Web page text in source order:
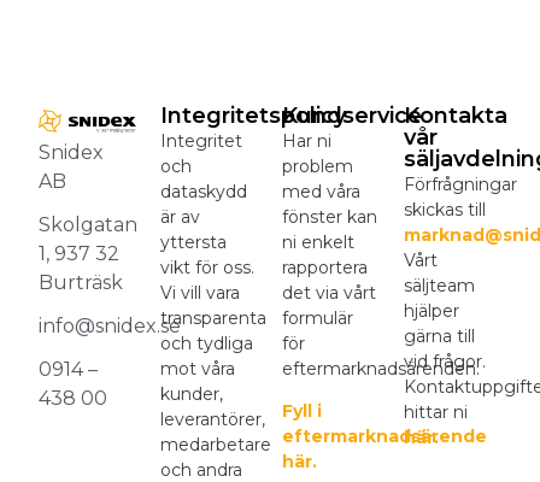
Snidex
AB
Skolgatan
1, 937 32
Burträsk
info@snidex.se
0914 –
438 00
Integritetspolicy
Integritet
och
dataskydd
är av
yttersta
vikt för oss.
Vi vill vara
transparenta
och tydliga
mot våra
kunder,
leverantörer,
medarbetare
och andra
Kundservice
Har ni
problem
med våra
fönster kan
ni enkelt
rapportera
det via vårt
formulär
för
eftermarknadsärenden.
Fyll i
eftermarknadsärende
här.
Kontakta
vår
Förfrågningar
skickas till
Vårt
säljteam
hjälper
gärna till
vid frågor.
hittar ni
här.